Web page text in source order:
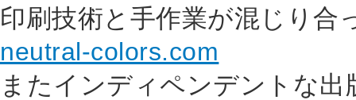
印刷技術と手作業が混じり合
neutral-colors.com
またインディペンデントな